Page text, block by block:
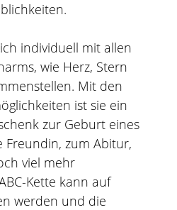
individuell mit allen
wie Herz, Stern
Mit den
ist sie ein
zur Geburt eines
Freundin, zum Abitur,
viel mehr
Kette kann auf
werden und die